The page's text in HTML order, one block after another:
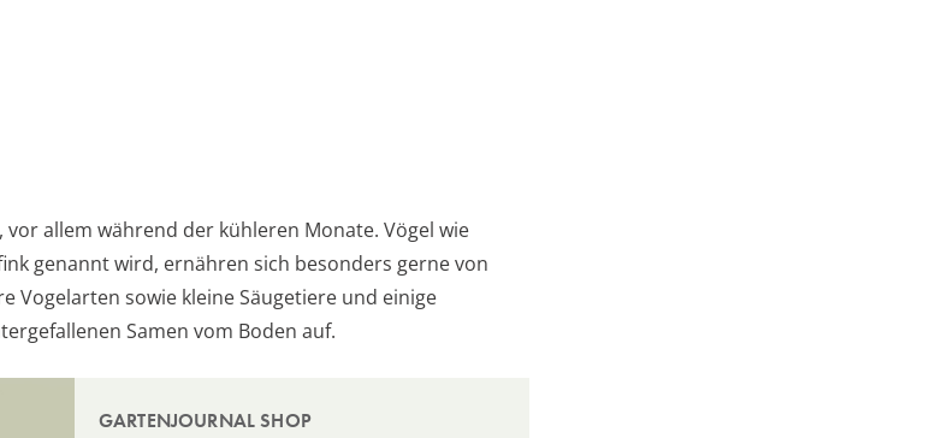
vor allem während der kühleren Monate. Vögel wie
genannt wird, ernähren sich besonders gerne von
Vogelarten sowie kleine Säugetiere und einige
Samen vom Boden auf.
GARTENJOURNAL SHOP